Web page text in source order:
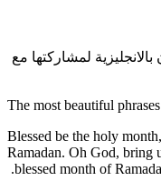
لمشاركتها مع
The most beautiful
Blessed be the holy
Ramadan. Oh God, bring
blessed month of